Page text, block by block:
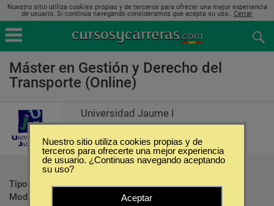
Nuestro sitio utiliza cookies propias y de terceros para ofrecer una mejor experiencia
de usuario. Si continúa navegando consideramos que acepta su uso.. Cerrar
Máster en Gestión y Derecho del
Transporte (Online)
Universidad Jaume I
Tipo:
Maestrías
Modalidad:
Nuestro sitio utiliza cookies propias y de
terceros para ofrecerte una mejor experiencia
de usuario. ¿Continuas navegando aceptando
su uso?
Aceptar